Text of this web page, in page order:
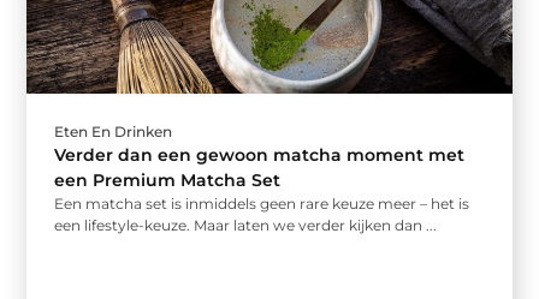
Eten En Drinken
Verder dan een gewoon matcha moment met
een Premium Matcha Set
Een matcha set is inmiddels geen rare keuze meer – het is
een lifestyle-keuze. Maar laten we verder kijken dan ...